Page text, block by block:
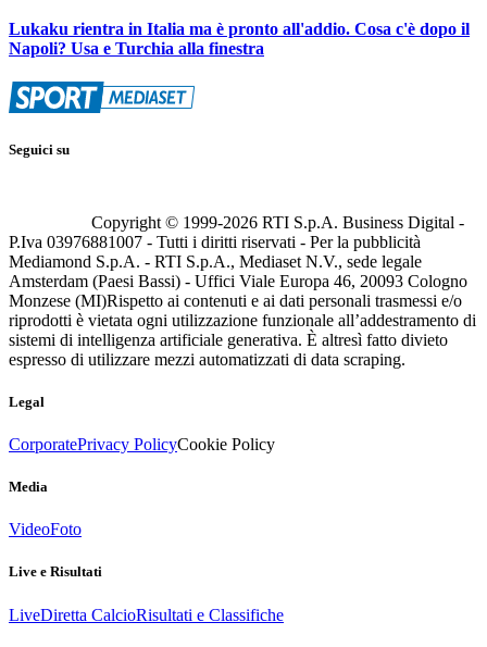
Lukaku rientra in Italia ma è pronto all'addio. Cosa c'è dopo il
Napoli? Usa e Turchia alla finestra
Seguici su
Copyright © 1999-2026 RTI S.p.A. Business Digital -
P.Iva 03976881007 - Tutti i diritti riservati - Per la pubblicità
Mediamond S.p.A. - RTI S.p.A., Mediaset N.V., sede legale
Amsterdam (Paesi Bassi) - Uffici Viale Europa 46, 20093 Cologno
Monzese (MI)Rispetto ai contenuti e ai dati personali trasmessi e/o
riprodotti è vietata ogni utilizzazione funzionale all’addestramento di
sistemi di intelligenza artificiale generativa. È altresì fatto divieto
espresso di utilizzare mezzi automatizzati di data scraping.
Legal
CorporatePrivacy PolicyCookie Policy
Media
VideoFoto
Live e Risultati
LiveDiretta CalcioRisultati e Classifiche